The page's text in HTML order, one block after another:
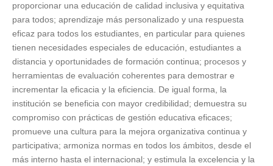
proporcionar una educación de calidad inclusiva y equitativa
para todos; aprendizaje más personalizado y una respuesta
eficaz para todos los estudiantes, en particular para quienes
tienen necesidades especiales de educación, estudiantes a
distancia y oportunidades de formación continua; procesos y
herramientas de evaluación coherentes para demostrar e
incrementar la eficacia y la eficiencia. De igual forma, la
institución se beneficia con mayor credibilidad; demuestra su
compromiso con prácticas de gestión educativa eficaces;
promueve una cultura para la mejora organizativa continua y
participativa; armoniza normas en todos los ámbitos, desde el
más interno hasta el internacional; y estimula la excelencia y la